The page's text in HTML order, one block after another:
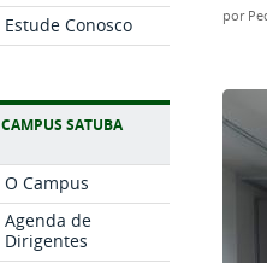
Estude Conosco
CAMPUS SATUBA
O Campus
Agenda de
Dirigentes
por